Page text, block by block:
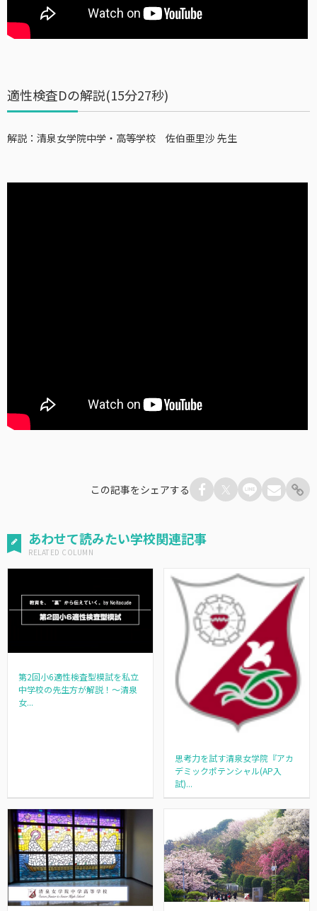
適性検査Dの解説(15分27秒)
解説：清泉女学院中学・高等学校 佐伯亜里沙 先生
この記事をシェアする
あわせて読みたい学校関連記事
第2回小6適性検査型模試を私立
中学校の先生方が解説！～清泉
女...
思考力を試す清泉女学院『アカ
デミックポテンシャル(AP入
試)...